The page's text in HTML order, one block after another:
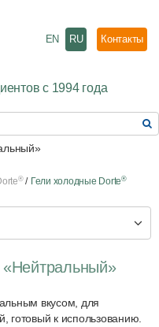
с 1994 года
EN RU Контакты
® Гели холодные Dorte®
«Нейтральный»
вкусом, для
готовый к использованию.